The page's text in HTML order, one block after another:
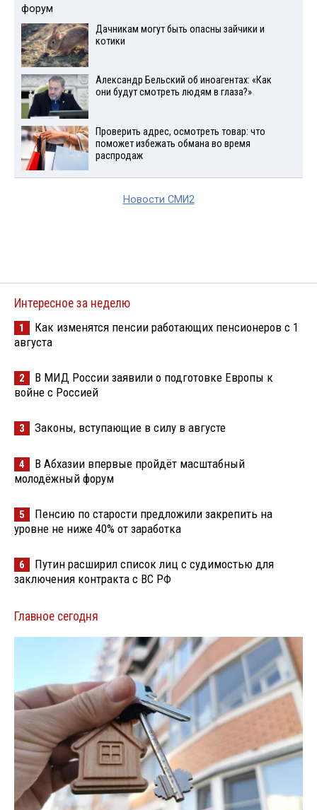
Дачникам могут быть опасны зайчики и
котики
Александр Бельский об иноагентах: «Как
они будут смотреть людям в глаза?»
Проверить адрес, осмотреть товар: что
поможет избежать обмана во время
распродаж
Новости СМИ2
Интересное за неделю
1
Как изменятся пенсии работающих пенсионеров с 1
августа
2
В МИД России заявили о подготовке Европы к
войне с Россией
3 Законы, вступающие в силу в августе
4
В Абхазии впервые пройдёт масштабный
молодёжный форум
5
Пенсию по старости предложили закрепить на
уровне не ниже 40% от заработка
6
Путин расширил список лиц с судимостью для
заключения контракта с ВС РФ
Главное сегодня